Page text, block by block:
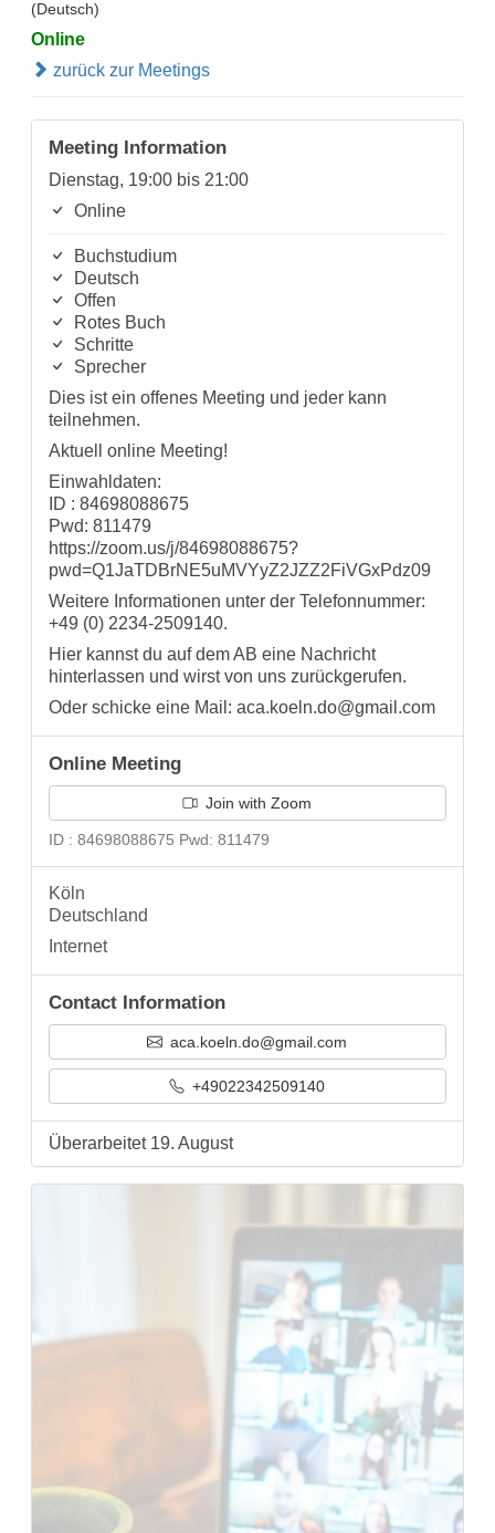
(Deutsch)
Online
zurück zur Meetings
Meeting Information
Dienstag, 19:00 bis 21:00
Online
Buchstudium
Deutsch
Offen
Rotes Buch
Schritte
Sprecher
Dies ist ein offenes Meeting und jeder kann
teilnehmen.
Aktuell online Meeting!
Einwahldaten:
ID : 84698088675
Pwd: 811479
https://zoom.us/j/84698088675?
pwd=Q1JaTDBrNE5uMVYyZ2JZZ2FiVGxPdz09
Weitere Informationen unter der Telefonnummer:
+49 (0) 2234-2509140.
Hier kannst du auf dem AB eine Nachricht
hinterlassen und wirst von uns zurückgerufen.
Oder schicke eine Mail: aca.koeln.do@gmail.com
Online Meeting
Join with Zoom
ID : 84698088675 Pwd: 811479
Köln
Deutschland
Internet
Contact Information
aca.koeln.do@gmail.com
+49022342509140
Überarbeitet 19. August